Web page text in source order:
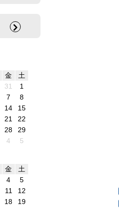
金
土
31
1
7
8
14
15
21
22
28
29
4
5
金
土
4
5
11
12
18
19